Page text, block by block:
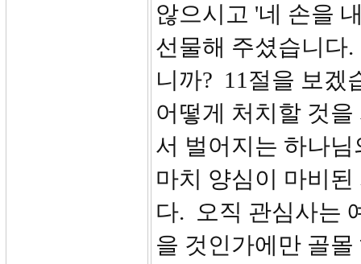
않으시고 '네 손을
선물해 주셨습니다
니까? 11절을 보겠
어떻게 처치할 것
서 벌어지는 하나
마치 양심이 마비
다. 오직 관심사는
을 것인가에만 골